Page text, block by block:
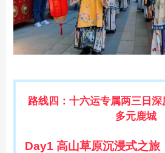
（包
路线四：十六运专属两三 日
多元鹿城
Day1 高山草原沉浸式之旅